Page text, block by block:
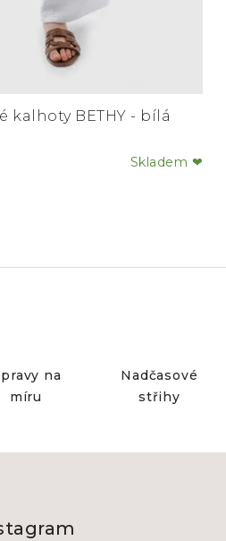
na
míru
Nadčasové
střihy
kalhoty BETHY - bílá
Skladem ❤